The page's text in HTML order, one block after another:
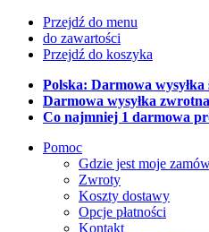
Przejdź do menu
do zawartości
Przejdź do koszyka
Polska: Darmowa
Darmowa wysyłka zwrotna
Co najmniej 1 darmowa
Pomoc
Gdzie jest moje
Zwroty
Koszty dostawy
Opcje płatności
Kontakt